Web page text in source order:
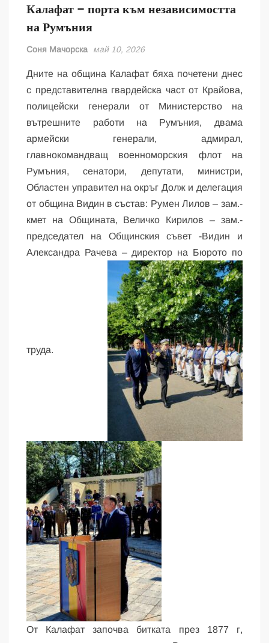
Калафат – порта към независимостта
на Румъния
Соня Мачорска май 10, 2026
Дните на община Калафат бяха почетени днес
с представителна гвардейска част от Крайова,
полицейски генерали от Министерство на
вътрешните работи на Румъния, двама
армейски генерали, адмирал,
главнокомандващ военноморския флот на
Румъния, сенатори, депутати, министри,
Областен управител на окръг Долж и делегация
от община Видин в състав: Румен Лилов – зам.-
кмет на Общината, Величко Кирилов – зам.-
председател на Общинския съвет -Видин и
Александра Рачева – директор на Бюрото по
труда.
От Калафат започва битката през 1877 г,